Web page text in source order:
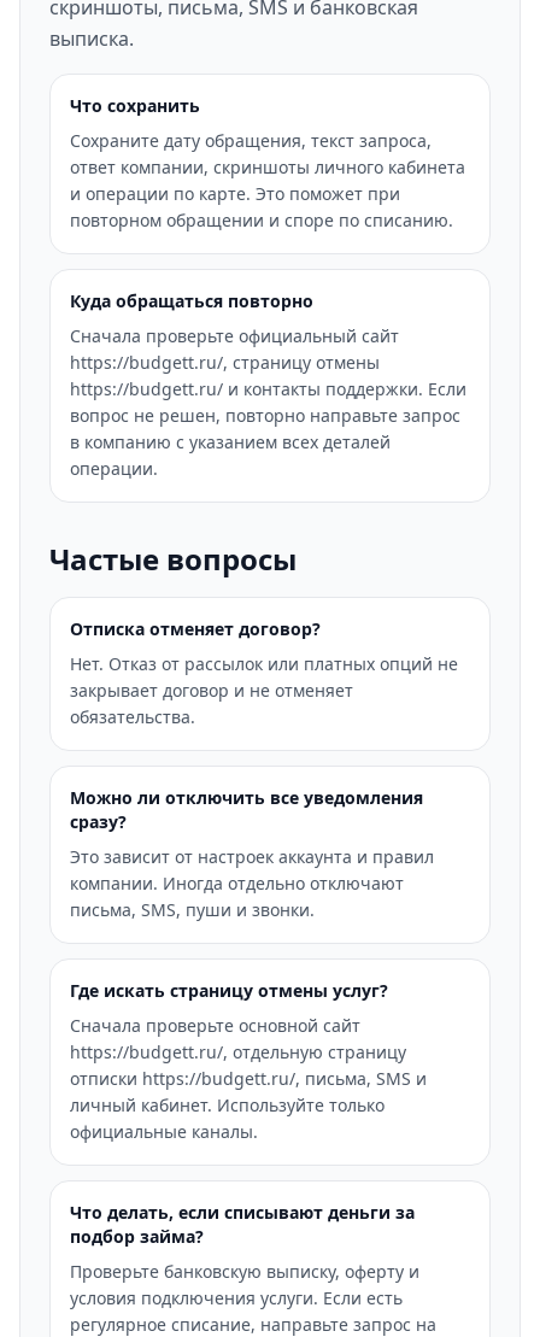
скриншоты, письма, SMS и банковская
выписка.
Что сохранить
Сохраните дату обращения, текст запроса,
ответ компании, скриншоты личного кабинета
и операции по карте. Это поможет при
повторном обращении и споре по списанию.
Куда обращаться повторно
Сначала проверьте официальный сайт
https://budgett.ru/, страницу отмены
https://budgett.ru/ и контакты поддержки. Если
вопрос не решен, повторно направьте запрос
в компанию с указанием всех деталей
операции.
Частые вопросы
Отписка отменяет договор?
Нет. Отказ от рассылок или платных опций не
закрывает договор и не отменяет
обязательства.
Можно ли отключить все уведомления
сразу?
Это зависит от настроек аккаунта и правил
компании. Иногда отдельно отключают
письма, SMS, пуши и звонки.
Где искать страницу отмены услуг?
Сначала проверьте основной сайт
https://budgett.ru/, отдельную страницу
отписки https://budgett.ru/, письма, SMS и
личный кабинет. Используйте только
официальные каналы.
Что делать, если списывают деньги за
подбор займа?
Проверьте банковскую выписку, оферту и
условия подключения услуги. Если есть
регулярное списание, направьте запрос на